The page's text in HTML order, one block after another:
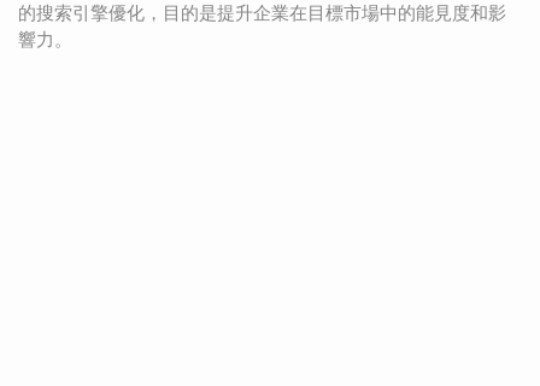
的搜索引擎優化，目的是提升企業在目標市場中的能見度和影
響力。